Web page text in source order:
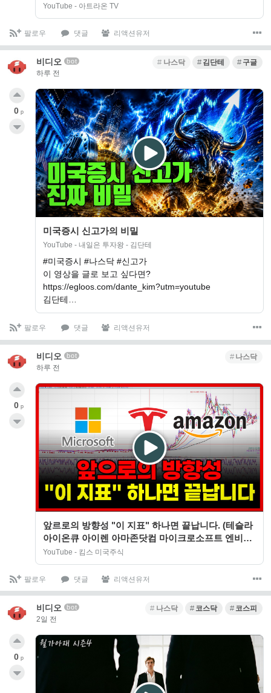
YouTube - 아트라온 TV
팔로우 댓글 리액션유저
비디오 bot
하루 전
나스닥 김단테 구글
미국증시 신고가의 비밀
YouTube - 내일은 투자왕 - 김단테
#미국증시 #나스닥 #신고가
이 영상을 글로 보고 싶다면?
https://egloos.com/dante_kim?utm=youtube
김단테…
0 p
팔로우 댓글 리액션유저
비디오 bot
하루 전
나스닥
앞르로의 방향성 "이 지표" 하나면 끝납니다. (테슬라
아이온큐 아이렌 아마존닷컴 마이크로소프트 엔비디
아
YouTube - 킴스 미국주식
0 p
팔로우 댓글 리액션유저
비디오 bot
2일 전
나스닥 코스닥 코스피
0 p